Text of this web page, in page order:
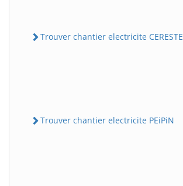
Trouver chantier electricite CERESTE
Trouver chantier electricite PEiPiN